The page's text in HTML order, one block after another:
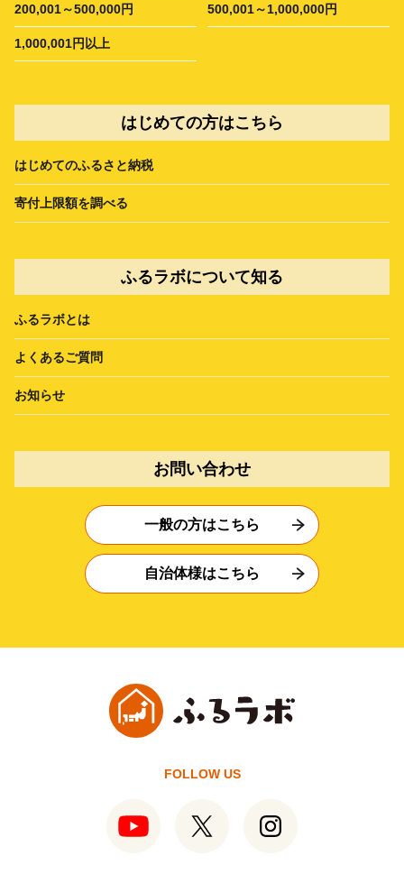
200,001～500,000円 500,001～1,000,000円
1,000,001円以上
はじめての方はこちら
はじめてのふるさと納税
寄付上限額を調べる
ふるラボについて知る
ふるラボとは
よくあるご質問
お知らせ
お問い合わせ
一般の方はこちら
自治体様はこちら
FOLLOW US